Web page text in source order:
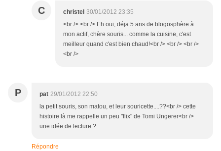
C christel 30/01/2012 23:35
<br /> <br /> Eh oui, déja 5 ans de blogosphère à
mon actif, chère souris... comme la cuisine, c'est
meilleur quand c'est bien chaud!<br /> <br /> <br />
<br />
P pat 29/01/2012 22:50
la petit souris, son matou, et leur souricette....??<br /> cette
histoire là me rappelle un peu "flix" de Tomi Ungerer<br />
une idée de lecture ?
Répondre